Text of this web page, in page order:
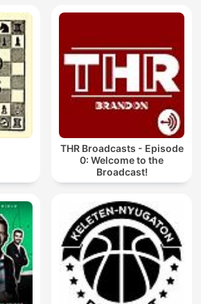
THR Broadcasts - Episode
0: Welcome to the
Broadcast!